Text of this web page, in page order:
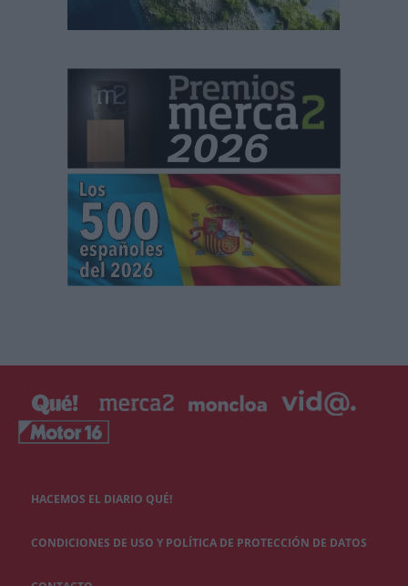
HACEMOS EL DIARIO QUÉ!
CONDICIONES DE USO Y POLÍTICA DE PROTECCIÓN DE DATOS